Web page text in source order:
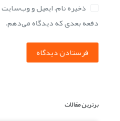
ذخیره نام، ایمیل و
دفعه بعدی که دیدگاه می‌دهم.
فرستادن دیدگاه
برترین مقالات